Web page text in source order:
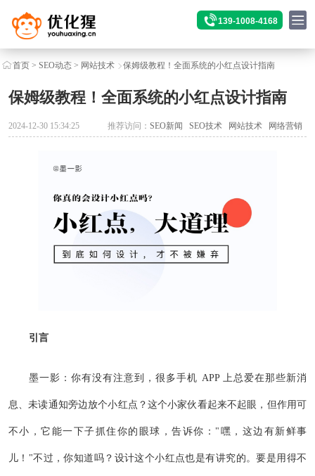
139-1008-4168
首页> SEO动态> 网站技术 保姆级教程！全面系统的小红点设计指南
保姆级教程！全面系统的小红点设计指南
2024-12-30 15:34:25 推荐访问：SEO新闻 SEO技术 网站技术 网络营销
引言
墨一影：你有没有注意到，很多手机 APP 上总爱在那些新消
息、未读通知旁边放个小红点？这个小家伙看起来不起眼，但作用可
不小，它能一下子抓住你的眼球，告诉你："嘿，这边有新鲜事
儿！"不过，你知道吗？设计这个小红点也是有讲究的。要是用得不